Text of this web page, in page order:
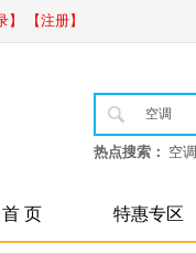
】 【注册】
热点搜索： 空调
首 页 特惠专区